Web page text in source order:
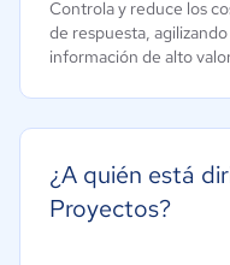
Controla y reduce los
de respuesta,
información de alto
¿A quién está
Proyectos?